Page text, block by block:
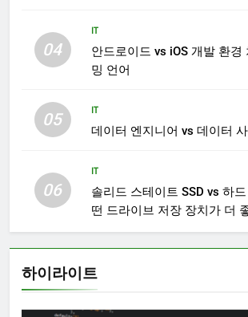
04
IT
안드로이드 vs iOS 개발 환경
밍 언어
05
IT
데이터 엔지니어 vs 데이터
06
IT
솔리드 스테이트 SSD vs 하
떤 드라이브 저장 장치가 더
하이라이트